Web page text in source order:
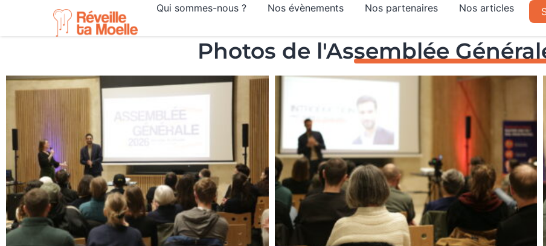
Qui sommes-nous ? Nos évènements Nos partenaires Nos articles
Photos de l'Assemblée